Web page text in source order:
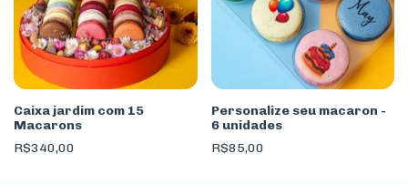
Caixa jardim com 15
Macarons
R$340,00
Personalize seu macaron -
6 unidades
R$85,00